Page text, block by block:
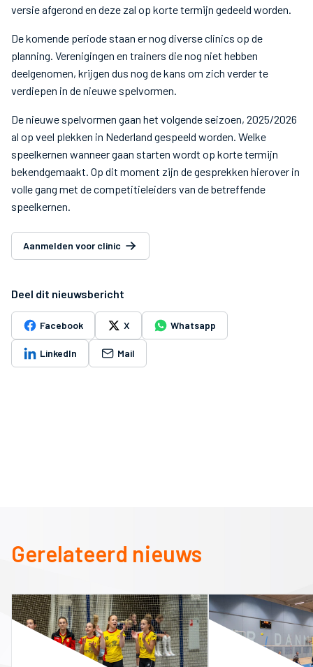
versie afgerond en deze zal op korte termijn gedeeld worden.
De komende periode staan er nog diverse clinics op de
planning. Verenigingen en trainers die nog niet hebben
deelgenomen, krijgen dus nog de kans om zich verder te
verdiepen in de nieuwe spelvormen.
De nieuwe spelvormen gaan het volgende seizoen, 2025/2026
al op veel plekken in Nederland gespeeld worden. Welke
speelkernen wanneer gaan starten wordt op korte termijn
bekendgemaakt. Op dit moment zijn de gesprekken hierover in
volle gang met de competitieleiders van de betreffende
speelkernen.
Aanmelden voor clinic
Deel dit nieuwsbericht
Facebook X Whatsapp
LinkedIn Mail
Gerelateerd nieuws